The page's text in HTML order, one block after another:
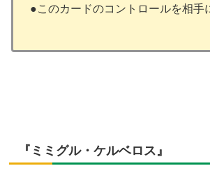
●このカードのコントロールを相手
『ミミグル・ケルベロス』